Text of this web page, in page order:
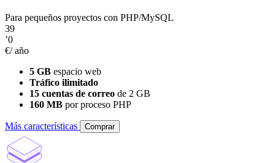
Para pequeños proyectos con PHP/MySQL
39
’0
€/ año
5 GB espacio web
Tráfico ilimitado
15 cuentas de correo de 2 GB
160 MB por proceso PHP
Más características Comprar